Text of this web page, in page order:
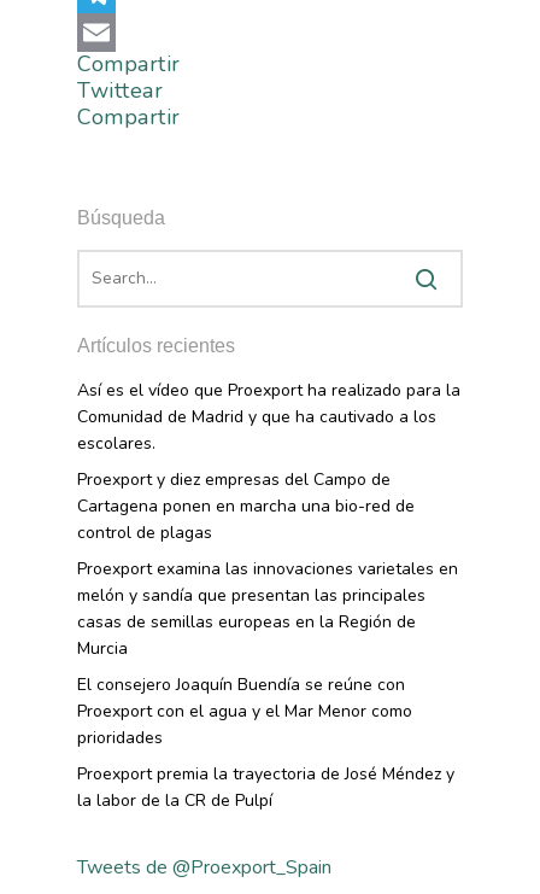
Telegram
Email
Compartir
Twittear
Compartir
Búsqueda
Artículos recientes
Así es el vídeo que Proexport ha realizado para la
Comunidad de Madrid y que ha cautivado a los
escolares.
Proexport y diez empresas del Campo de
Cartagena ponen en marcha una bio-red de
control de plagas
Proexport examina las innovaciones varietales en
melón y sandía que presentan las principales
casas de semillas europeas en la Región de
Murcia
El consejero Joaquín Buendía se reúne con
Proexport con el agua y el Mar Menor como
prioridades
Proexport premia la trayectoria de José Méndez y
la labor de la CR de Pulpí
Tweets de @Proexport_Spain